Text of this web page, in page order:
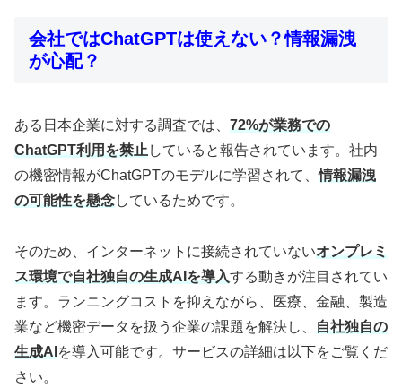
会社ではChatGPTは使えない？情報漏洩
が心配？
ある日本企業に対する調査では、 72%が業務での
ChatGPT利用を禁止 していると報告されています。社内
の機密情報がChatGPTのモデルに学習されて、情報漏洩
の可能性を懸念しているためです。
そのため、インターネットに接続されていないオンプレミ
ス環境で自社独自の生成AIを導入する動きが注目されてい
ます。ランニングコストを抑えながら、医療、金融、製造
業など機密データを扱う企業の課題を解決し、
自社独自の
生成AI を導入可能です。サービスの詳細は以下をご覧くだ
さい。